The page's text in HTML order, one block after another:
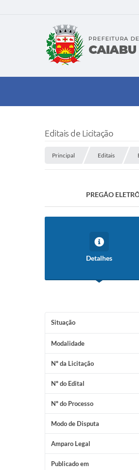
Editais de Licitação
Principal Editais
PREGÃO
Detalhes
Situação
Modalidade
Nº da Licitação
Nº do Edital
Nº do Processo
Modo de Disputa
Amparo Legal
Publicado em